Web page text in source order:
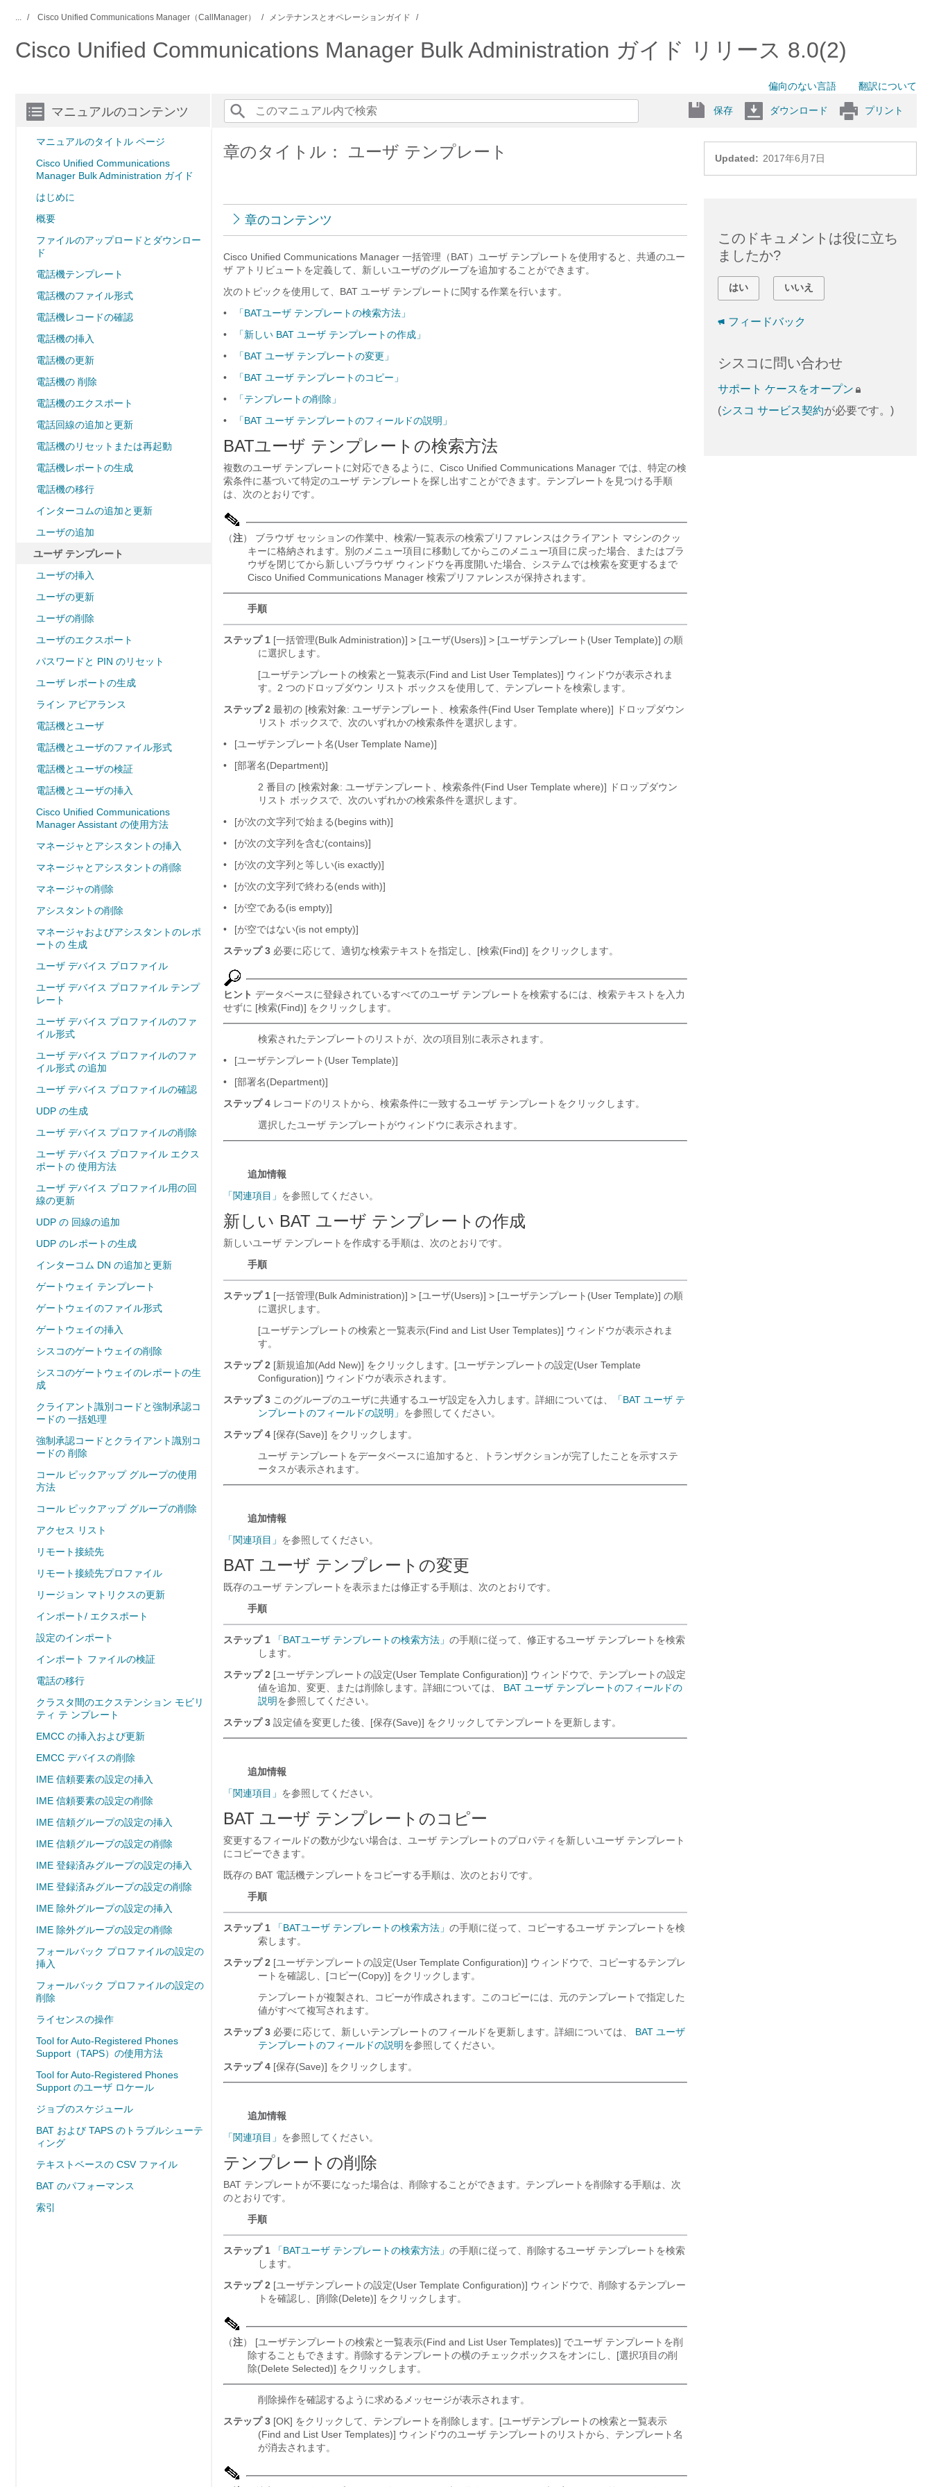
... Cisco Unified Communications Manager（CallManager） メンテナンスとオペレーションガイド
Cisco Unified Communications Manager Bulk Administration ガイド リリース 8.0(2)
偏向のない言語 翻訳について
マニュアルのコンテンツ
マニュアルのタイトル ページ
Cisco Unified Communications
Manager Bulk Administration ガイド
はじめに
概要
ファイルのアップロードとダウンロー
ド
電話機テンプレート
電話機のファイル形式
電話機レコードの確認
電話機の挿入
電話機の更新
電話機の 削除
電話機のエクスポート
電話回線の追加と更新
電話機のリセットまたは再起動
電話機レポートの生成
電話機の移行
インターコムの追加と更新
ユーザの追加
ユーザ テンプレート
ユーザの挿入
ユーザの更新
ユーザの削除
ユーザのエクスポート
パスワードと PIN のリセット
ユーザ レポートの生成
ライン アピアランス
電話機とユーザ
電話機とユーザのファイル形式
電話機とユーザの検証
電話機とユーザの挿入
Cisco Unified Communications
Manager Assistant の使用方法
マネージャとアシスタントの挿入
マネージャとアシスタントの削除
マネージャの削除
アシスタントの削除
マネージャおよびアシスタントのレポ
ートの 生成
ユーザ デバイス プロファイル
ユーザ デバイス プロファイル テンプ
レート
ユーザ デバイス プロファイルのファ
イル形式
ユーザ デバイス プロファイルのファ
イル形式 の追加
ユーザ デバイス プロファイルの確認
UDP の生成
ユーザ デバイス プロファイルの削除
ユーザ デバイス プロファイル エクス
ポートの 使用方法
ユーザ デバイス プロファイル用の回
線の更新
UDP の 回線の追加
UDP のレポートの生成
インターコム DN の追加と更新
ゲートウェイ テンプレート
ゲートウェイのファイル形式
ゲートウェイの挿入
シスコのゲートウェイの削除
シスコのゲートウェイのレポートの生
成
クライアント識別コードと強制承認コ
ードの 一括処理
強制承認コードとクライアント識別コ
ードの 削除
コール ピックアップ グループの使用
方法
コール ピックアップ グループの削除
アクセス リスト
リモート接続先
リモート接続先プロファイル
リージョン マトリクスの更新
インポート/ エクスポート
設定のインポート
インポート ファイルの検証
電話の移行
クラスタ間のエクステンション モビリ
ティ テ ンプレート
EMCC の挿入および更新
EMCC デバイスの削除
IME 信頼要素の設定の挿入
IME 信頼要素の設定の削除
IME 信頼グループの設定の挿入
IME 信頼グループの設定の削除
IME 登録済みグループの設定の挿入
IME 登録済みグループの設定の削除
IME 除外グループの設定の挿入
IME 除外グループの設定の削除
フォールバック プロファイルの設定の
挿入
フォールバック プロファイルの設定の
削除
ライセンスの操作
Tool for Auto-Registered Phones
Support（TAPS）の使用方法
Tool for Auto-Registered Phones
Support のユーザ ロケール
ジョブのスケジュール
BAT および TAPS のトラブルシューテ
ィング
テキストベースの CSV ファイル
BAT のパフォーマンス
索引
保存 ダウンロード プリント
Updated: 2017年6月7日
章のタイトル： ユーザ テンプレート
章のコンテンツ
Cisco Unified Communications Manager 一括管理（BAT）ユーザ テンプレートを使用すると、共通のユー
ザ アトリビュートを定義して、新しいユーザのグループを追加することができます。
次のトピックを使用して、BAT ユーザ テンプレートに関する作業を行います。
•
「BATユーザ テンプレートの検索方法」
•
「新しい BAT ユーザ テンプレートの作成」
•
「BAT ユーザ テンプレートの変更」
•
「BAT ユーザ テンプレートのコピー」
•
「テンプレートの削除」
•
「BAT ユーザ テンプレートのフィールドの説明」
BATユーザ テンプレートの検索方法
複数のユーザ テンプレートに対応できるように、Cisco Unified Communications Manager では、特定の検
索条件に基づいて特定のユーザ テンプレートを探し出すことができます。テンプレートを見つける手順
は、次のとおりです。
（注） ブラウザ セッションの作業中、検索/一覧表示の検索プリファレンスはクライアント マシンのクッ
キーに格納されます。別のメニュー項目に移動してからこのメニュー項目に戻った場合、またはブラ
ウザを閉じてから新しいブラウザ ウィンドウを再度開いた場合、システムでは検索を変更するまで
Cisco Unified Communications Manager 検索プリファレンスが保持されます。
手順
ステップ 1 [一括管理(Bulk Administration)] > [ユーザ(Users)] > [ユーザテンプレート(User Template)] の順
に選択します。
[ユーザテンプレートの検索と一覧表示(Find and List User Templates)] ウィンドウが表示されま
す。2 つのドロップダウン リスト ボックスを使用して、テンプレートを検索します。
ステップ 2 最初の [検索対象: ユーザテンプレート、検索条件(Find User Template where)] ドロップダウン
リスト ボックスで、次のいずれかの検索条件を選択します。
•
[ユーザテンプレート名(User Template Name)]
•
[部署名(Department)]
2 番目の [検索対象: ユーザテンプレート、検索条件(Find User Template where)] ドロップダウン
リスト ボックスで、次のいずれかの検索条件を選択します。
•
[が次の文字列で始まる(begins with)]
•
[が次の文字列を含む(contains)]
•
[が次の文字列と等しい(is exactly)]
•
[が次の文字列で終わる(ends with)]
•
[が空である(is empty)]
•
[が空ではない(is not empty)]
ステップ 3 必要に応じて、適切な検索テキストを指定し、[検索(Find)] をクリックします。
ヒント データベースに登録されているすべてのユーザ テンプレートを検索するには、検索テキストを入力
せずに [検索(Find)] をクリックします。
検索されたテンプレートのリストが、次の項目別に表示されます。
•
[ユーザテンプレート(User Template)]
•
[部署名(Department)]
ステップ 4 レコードのリストから、検索条件に一致するユーザ テンプレートをクリックします。
選択したユーザ テンプレートがウィンドウに表示されます。
追加情報
「関連項目」 を参照してください。
新しい BAT ユーザ テンプレートの作成
新しいユーザ テンプレートを作成する手順は、次のとおりです。
手順
ステップ 1 [一括管理(Bulk Administration)] > [ユーザ(Users)] > [ユーザテンプレート(User Template)] の順
に選択します。
[ユーザテンプレートの検索と一覧表示(Find and List User Templates)] ウィンドウが表示されま
す。
ステップ 2 [新規追加(Add New)] をクリックします。[ユーザテンプレートの設定(User Template
Configuration)] ウィンドウが表示されます。
ステップ 3 このグループのユーザに共通するユーザ設定を入力します。詳細については、
「BAT ユーザ テ
ンプレートのフィールドの説明」 を参照してください。
ステップ 4 [保存(Save)] をクリックします。
ユーザ テンプレートをデータベースに追加すると、トランザクションが完了したことを示すステ
ータスが表示されます。
追加情報
「関連項目」 を参照してください。
BAT ユーザ テンプレートの変更
既存のユーザ テンプレートを表示または修正する手順は、次のとおりです。
手順
ステップ 1 「BATユーザ テンプレートの検索方法」 の手順に従って、修正するユーザ テンプレートを検索
します。
ステップ 2 [ユーザテンプレートの設定(User Template Configuration)] ウィンドウで、テンプレートの設定
値を追加、変更、または削除します。詳細については、
BAT ユーザ テンプレートのフィールドの
説明を参照してください。
ステップ 3 設定値を変更した後、[保存(Save)] をクリックしてテンプレートを更新します。
追加情報
「関連項目」 を参照してください。
BAT ユーザ テンプレートのコピー
変更するフィールドの数が少ない場合は、ユーザ テンプレートのプロパティを新しいユーザ テンプレート
にコピーできます。
既存の BAT 電話機テンプレートをコピーする手順は、次のとおりです。
手順
ステップ 1 「BATユーザ テンプレートの検索方法」 の手順に従って、コピーするユーザ テンプレートを検
索します。
ステップ 2 [ユーザテンプレートの設定(User Template Configuration)] ウィンドウで、コピーするテンプレ
ートを確認し、[コピー(Copy)] をクリックします。
テンプレートが複製され、コピーが作成されます。このコピーには、元のテンプレートで指定した
値がすべて複写されます。
ステップ 3 必要に応じて、新しいテンプレートのフィールドを更新します。詳細については、
BAT ユーザ
テンプレートのフィールドの説明を参照してください。
ステップ 4 [保存(Save)] をクリックします。
追加情報
「関連項目」 を参照してください。
テンプレートの削除
BAT テンプレートが不要になった場合は、削除することができます。テンプレートを削除する手順は、次
のとおりです。
手順
ステップ 1 「BATユーザ テンプレートの検索方法」 の手順に従って、削除するユーザ テンプレートを検索
します。
ステップ 2 [ユーザテンプレートの設定(User Template Configuration)] ウィンドウで、削除するテンプレー
トを確認し、[削除(Delete)] をクリックします。
（注） [ユーザテンプレートの検索と一覧表示(Find and List User Templates)] でユーザ テンプレートを削
除することもできます。削除するテンプレートの横のチェックボックスをオンにし、[選択項目の削
除(Delete Selected)] をクリックします。
削除操作を確認するように求めるメッセージが表示されます。
ステップ 3 [OK] をクリックして、テンプレートを削除します。[ユーザテンプレートの検索と一覧表示
(Find and List User Templates)] ウィンドウのユーザ テンプレートのリストから、テンプレート名
が消去されます。
このドキュメントは役に立ち
ましたか?
はい いいえ
フィードバック
シスコに問い合わせ
サポート ケースをオープン
(シスコ サービス契約が必要です。)